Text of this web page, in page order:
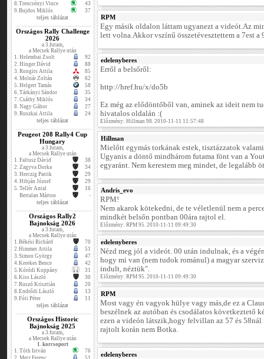
8.Trencsényi Vince
43
9.Bujdos Miklós 37
teljes táblázat
Országos Rally Challenge
2026
a 3.futam,
a Mecsek Rallye után
1. Helembai Zsolt
92
2. Hinger Dávid
88
3. Rongits Attila
85
4. Molnár Zoltán
62
5. Helgert Tamás
58
6. Tárkányi Sándor
35
7. Csáthy Miklós
34
8. Nagy Gábor
27
9. Ruszkai Attila 24
teljes táblázat
Peugeot 208 Rally4 Cup
Hungary
a 3.futam,
a Mecsek Rallye után
1. Faltusz Dávid
38
2. Zagyva Dorka
34
3. Herczig Patrik
29
4. Hibján József
29
5. Tellér Antal
16
Bertalan Márton
-
teljes táblázat
Országos Rally2
Bajnokság 2026
a 3.futam,
a Mecsek Rallye után
1.Békési Richárd
70
2.Himmer Attila
51
3.Simon György
47
4.Kerekes Bence
42
5.Kóródi Koppány
31
6.Kiss László
30
7.Ruszó Krisztián
20
8.Endrődi László
13
9.Fóti Péter 11
teljes táblázat
Országos Historic
Bajnokság 2025
a 3.futam,
a Mecsek Rallye után
1. korcsoport
1. Tóth István
76
2. Metz Ferenc 51
RPM
Egy másik oldalon láttam ugyanezt a videót.Az
lett volna.Akkor vszínű összetévesztettem a 7est a
edelenyberes
Erről a belsőről:
http://href.hu/x/do5b
Ez még az elődöntőből van, aminek az ideit nem
hivatalos oldalán :(
Előzmény: Hillman 98. 2010-11-11 11:57:48
Hillman
Mielőtt egymás torkának estek, tisztázzatok
Ugyanis a döntő mindhárom futama fönt van a
egyaránt. Nem kerestem meg mindet, de legalább
Andris_evo
RPM!
Nem akarok kötekedni, de te véletlenül nem a
mindkét belsőn pontban 00ára rajtol el.
Előzmény: RPM 95. 2010-11-11 09:49:30
edelenyberes
Nézd meg jól a videót. 00 után indulnak, és a
hogy mi van (nem tudok románul) a magyar
indult, néztük".
Előzmény: RPM 95. 2010-11-11 09:49:30
RPM
Most vagy én vagyok hülye vagy más,de ez a
beszélnek az autóban és csodálatos következtető
ezen a videón látszik,hogy felvillan az 57 és 58nál
rajtolt korán nem Botka.
edelenyberes